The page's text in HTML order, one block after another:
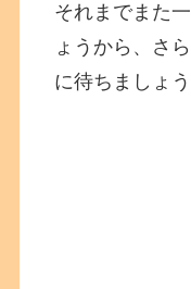
それまでまた
ょうから、さ
に待ちましょ